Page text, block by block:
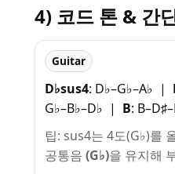
4) 코드 톤 & 간
Guitar
D♭sus4: D♭–G♭–A♭ |
G♭–B♭–D♭ | B:
팁: sus4는 4도(G♭)를
공통음 (G♭)을 유지해